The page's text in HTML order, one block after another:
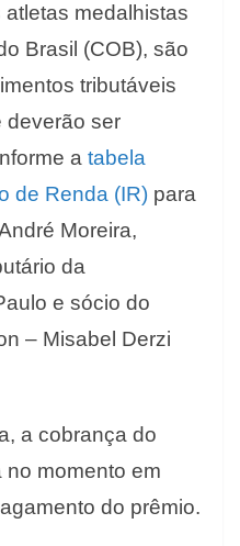
medalhistas
Brasil (COB), são
tributáveis
deverão ser
a tabela
de Renda (IR) para
Moreira,
da
e sócio do
– Misabel Derzi
a cobrança do
no momento em
do prêmio.